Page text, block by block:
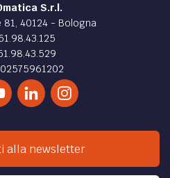
S.r.l.
81, 40124 - Bologna
alla newsletter